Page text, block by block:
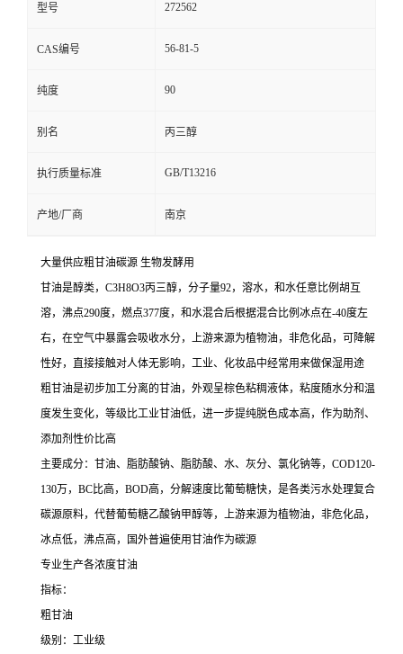
型号 272562
CAS编号 56-81-5
纯度 90
别名 丙三醇
执行质量标准 GB/T13216
产地/厂商 南京
大量供应粗甘油碳源 生物发酵用
甘油是醇类，C3H8O3丙三醇，分子量92，溶水，和水任意比例胡互
溶，沸点290度，燃点377度，和水混合后根据混合比例冰点在-40度左
右，在空气中暴露会吸收水分，上游来源为植物油，非危化品，可降解
性好，直接接触对人体无影响，工业、化妆品中经常用来做保湿用途
粗甘油是初步加工分离的甘油，外观呈棕色粘稠液体，粘度随水分和温
度发生变化，等级比工业甘油低，进一步提纯脱色成本高，作为助剂、
添加剂性价比高
主要成分：甘油、脂肪酸钠、脂肪酸、水、灰分、氯化钠等，COD120-
130万，BC比高，BOD高，分解速度比葡萄糖快，是各类污水处理复合
碳源原料，代替葡萄糖乙酸钠甲醇等，上游来源为植物油，非危化品，
冰点低，沸点高，国外普遍使用甘油作为碳源
专业生产各浓度甘油
指标：
粗甘油
级别：工业级